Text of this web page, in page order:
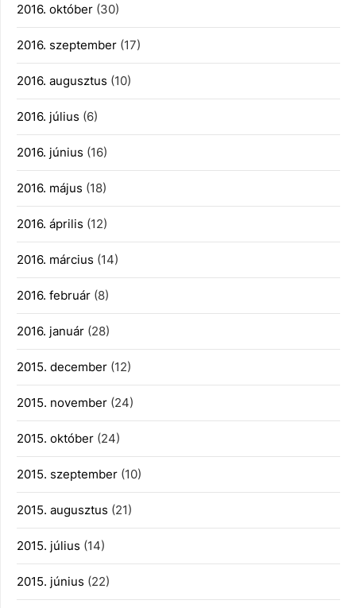
2016. október (30)
2016. szeptember (17)
2016. augusztus (10)
2016. július (6)
2016. június (16)
2016. május (18)
2016. április (12)
2016. március (14)
2016. február (8)
2016. január (28)
2015. december (12)
2015. november (24)
2015. október (24)
2015. szeptember (10)
2015. augusztus (21)
2015. július (14)
2015. június (22)